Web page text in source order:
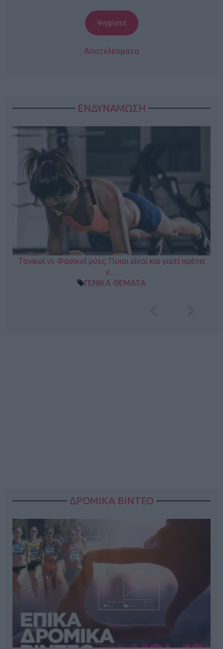
Αποτελέσματα
ΕΝΔΥΝΑΜΩΣΗ
Τονικοί vs Φασικοί μύες: Ποιοι είναι και γιατί πρέπει
ν…
ΓΕΝΙΚΑ ΘΕΜΑΤΑ
ΔΡΟΜΙΚΑ ΒΙΝΤΕΟ